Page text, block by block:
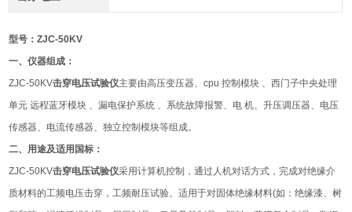
型号：ZJC-50KV
一、仪器组成：
ZJC-50KV击穿电压试验仪主要由高压变压器、cpu 控制模块 、西门子中央处理
单元 远程蓝牙模块 、漏电保护系统 、系统故障报警、电 机、升压调压器、电压
传感器、电流传感器、独立控制模块等组成。
二、用途及适用国标：
ZJC-50KV击穿电压试验仪采用计算机控制，通过人机对话方式，完成对绝缘介
质材料的工频电压击穿，工频耐压试验。适用于对固体绝缘材料(如：绝缘漆、树